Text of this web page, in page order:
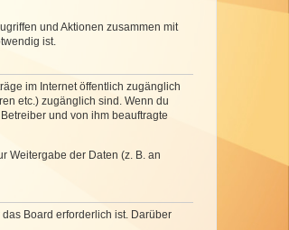
und Aktionen zusammen mit
ist.
im Internet öffentlich zugänglich
etc.) zugänglich sind. Wenn du
und von ihm beauftragte
Weitergabe der Daten (z. B. an
Board erforderlich ist. Darüber